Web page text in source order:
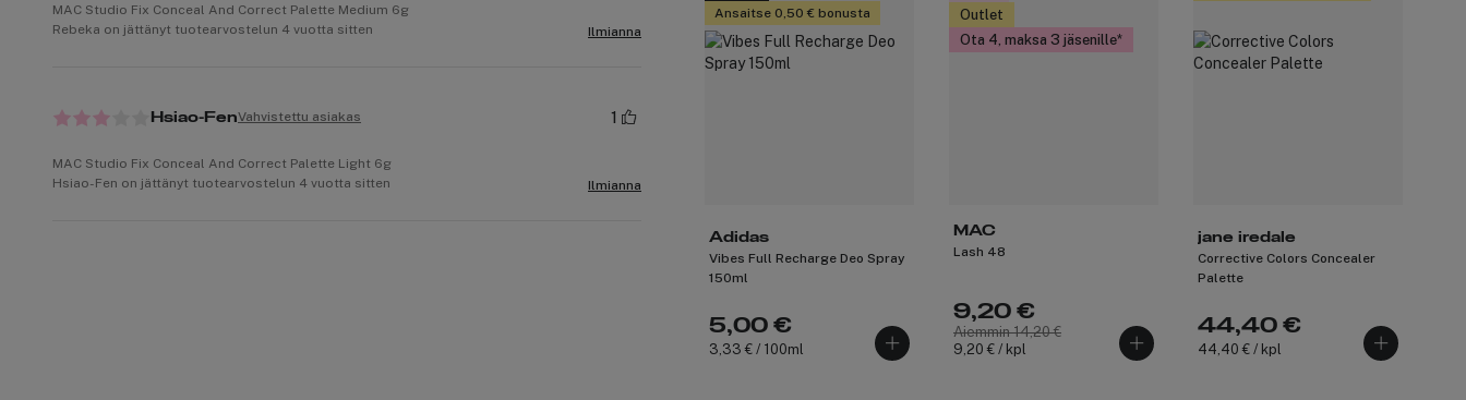
Ansaitse 0,50 € bonusta
Adidas
Vibes Full Recharge Deo Spray
150ml
5,00 €
3,33 € / 100ml
Outlet
Ota 4, maksa 3 jäsenille
MAC
Lash 48
9,20 €
Aiemmin 14,20 €
9,20 € / kpl
jane iredale
Corrective Colors Concealer
Palette
44,40 €
44,40 € / kpl
MAC Studio Fix Conceal And Correct Palette Medium 6g
Rebeka on jättänyt tuotearvostelun 4 vuotta sitten
Ilmianna
Hsiao-FenVahvistettu asiakas 1
MAC Studio Fix Conceal And Correct Palette Light 6g
Hsiao-Fen on jättänyt tuotearvostelun 4 vuotta sitten
Ilmianna